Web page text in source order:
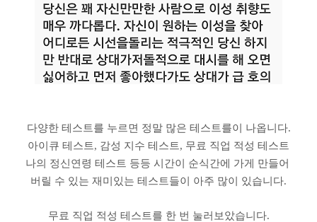
다양한 테스트를 누르면 정말 많은 테스트를이 나옵니다.
아이큐 테스트, 감성 지수 테스트, 무료 직업 적성 테스트
나의 정신연령 테스트 등등 시간이 순식간에 가게 만들어
버릴 수 있는 재미있는 테스트들이 아주 많이 있습니다.
무료 직업 적성 테스트를 한 번 눌러보았습니다.